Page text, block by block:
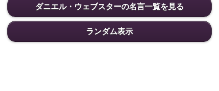
ダニエル・ウェブスターの名言一覧を見る
ランダム表示